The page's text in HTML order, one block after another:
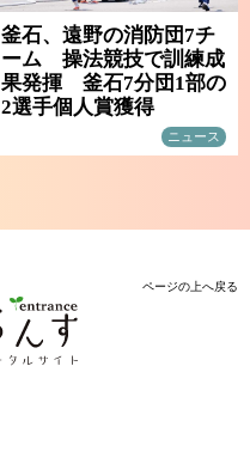
釜石、遠野の消防団7チ
ーム 操法競技で訓練成
果発揮 釜石7分団1部の
2選手個人賞獲得
ニュース
ページの上へ戻る